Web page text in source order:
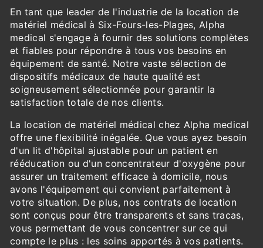
En tant que leader de l'industrie de la location de
matériel médical à Six-Fours-les-Plages, Alpha
medical s'engage à fournir des solutions complètes
et fiables pour répondre à tous vos besoins en
équipement de santé. Notre vaste sélection de
dispositifs médicaux de haute qualité est
soigneusement sélectionnée pour garantir la
satisfaction totale de nos clients.
La location de matériel médical chez Alpha medical
offre une flexibilité inégalée. Que vous ayez besoin
d'un lit d'hôpital ajustable pour un patient en
rééducation ou d'un concentrateur d'oxygène pour
assurer un traitement efficace à domicile, nous
avons l'équipement qui convient parfaitement à
votre situation. De plus, nos contrats de location
sont conçus pour être transparents et sans tracas,
vous permettant de vous concentrer sur ce qui
compte le plus : les soins apportés à vos patients.